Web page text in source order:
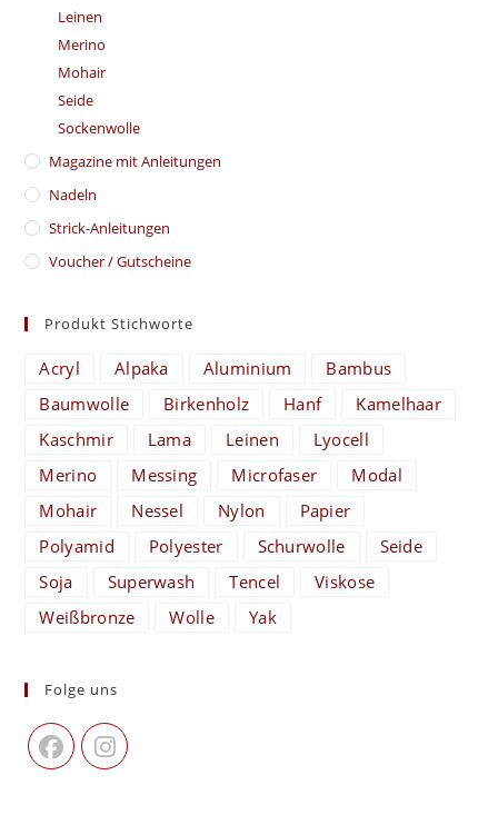
Leinen
Merino
Mohair
Seide
Sockenwolle
Magazine mit Anleitungen
Nadeln
Strick-Anleitungen
Voucher / Gutscheine
Produkt Stichworte
Acryl Alpaka Aluminium
Bambus
Baumwolle
Birkenholz Hanf
Kamelhaar
Kaschmir
Lama Leinen
Lyocell
Merino
Messing Microfaser
Modal
Mohair
Nessel Nylon
Papier
Polyamid
Polyester Schurwolle
Seide
Soja
Superwash Tencel
Viskose
Weißbronze
Wolle Yak
Folge uns